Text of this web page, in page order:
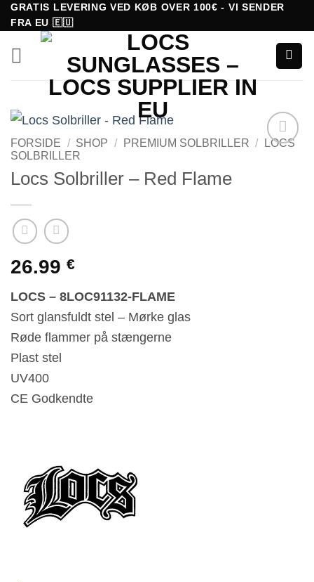
Fortsæt
til
indhold
GRATIS LEVERING VED KØB OVER 100€ - VI SENDER
FRA EU 🇪🇺
FORSIDE / SHOP / PREMIUM SOLBRILLER /
LOCS
SOLBRILLER
Locs Solbriller – Red Flame
26.99 €
LOCS – 8LOC91132-FLAME
Sort glansfuldt stel – Mørke glas
Røde flammer på stængerne
Plast stel
UV400
CE Godkendte